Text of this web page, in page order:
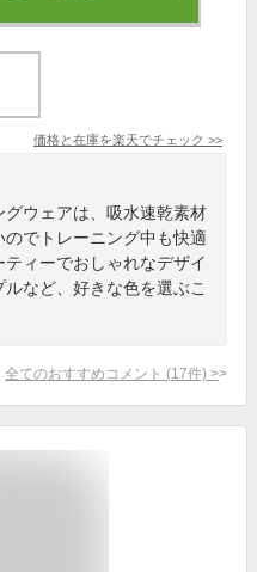
価格と在庫を楽天でチェック >>
ウェアは、吸水速乾素材
でトレーニング中も快適
ィーでおしゃれなデザイ
など、好きな色を選ぶこ
全てのおすすめコメント (17件) >